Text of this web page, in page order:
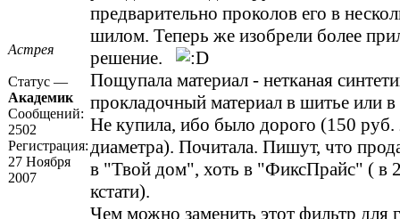
Астрея
Статус —
Академик
Сообщений:
2502
Регистрация:
27 Ноября
2007
предварительно проколов его в
шилом. Теперь же изобрели более
решение.
Пощупала материал - нетканая
прокладочный материал в шитье или в
Не купила, ибо было дорого (150 руб.
диаметра). Почитала. Пишут, что
в "Твой дом", хоть в "ФиксПрайс" ( в
кстати).
Чем можно заменить этот фильтр для